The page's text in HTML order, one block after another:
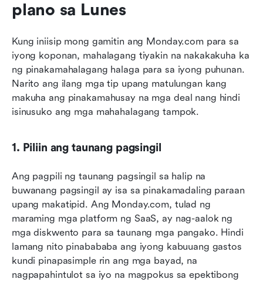
plano sa Lunes
Kung iniisip mong gamitin ang Monday.com para sa
iyong koponan, mahalagang tiyakin na nakakakuha ka
ng pinakamahalagang halaga para sa iyong puhunan.
Narito ang ilang mga tip upang matulungan kang
makuha ang pinakamahusay na mga deal nang hindi
isinusuko ang mga mahahalagang tampok.
1. Piliin ang taunang pagsingil
Ang pagpili ng taunang pagsingil sa halip na
buwanang pagsingil ay isa sa pinakamadaling paraan
upang makatipid. Ang Monday.com, tulad ng
maraming mga platform ng SaaS, ay nag-aalok ng
mga diskwento para sa taunang mga pangako. Hindi
lamang nito pinabababa ang iyong kabuuang gastos
kundi pinapasimple rin ang mga bayad, na
nagpapahintulot sa iyo na magpokus sa epektibong